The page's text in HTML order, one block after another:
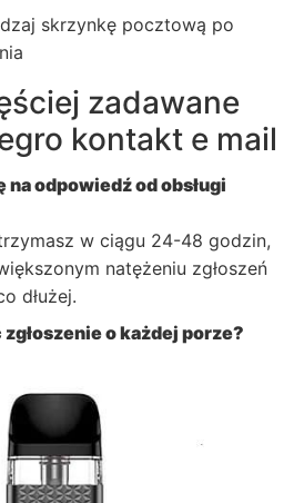
skrzynkę pocztową po
zadawane
kontakt e mail
na odpowiedź od obsługi
w ciągu 24-48 godzin,
natężeniu zgłoszeń
dłużej.
zgłoszenie o każdej porze?